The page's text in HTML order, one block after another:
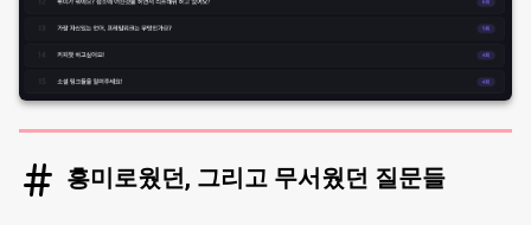
흥미로웠던, 그리고 무서웠던 질문들